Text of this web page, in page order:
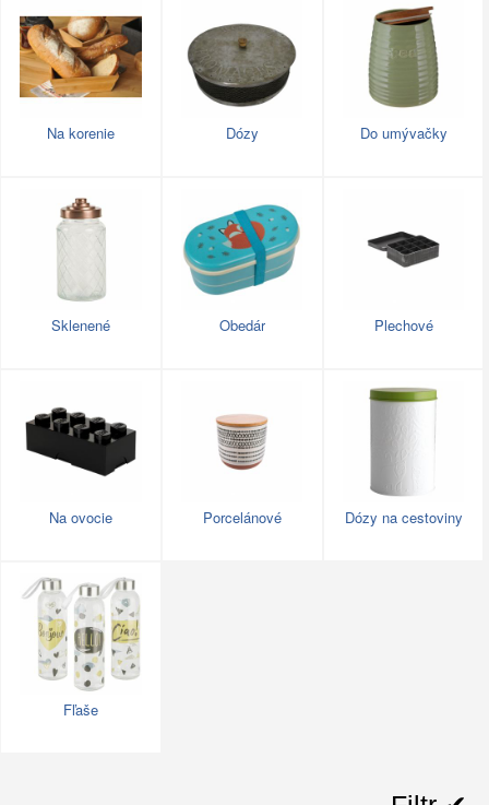
Na korenie Dózy Do umývačky
Sklenené Obedár Plechové
Na ovocie Porcelánové Dózy na cestoviny
Fľaše